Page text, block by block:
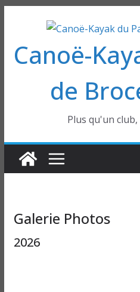
contenu
Canoë-
de
Plus qu'un
Galerie Photos
2026